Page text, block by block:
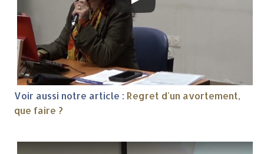
Voir aussi notre article : Regret d'un avortement,
que faire ?